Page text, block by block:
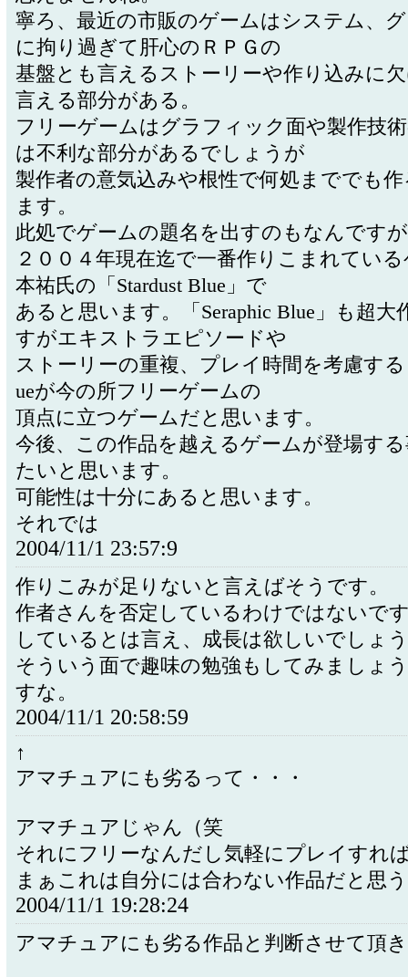
寧ろ、最近の市販のゲームはシステム、
に拘り過ぎて肝心のＲＰＧの
基盤とも言えるストーリーや作り込みに
言える部分がある。
フリーゲームはグラフィック面や製作技
は不利な部分があるでしょうが
製作者の意気込みや根性で何処まででも
ます。
此処でゲームの題名を出すのもなんです
２００４年現在迄で一番作りこまれてい
本祐氏の「Stardust Blue」で
あると思います。「Seraphic Blue」も超大
すがエキストラエピソードや
ストーリーの重複、プレイ時間を考慮する
ueが今の所フリーゲームの
頂点に立つゲームだと思います。
今後、この作品を越えるゲームが登場す
たいと思います。
可能性は十分にあると思います。
それでは
2004/11/1 23:57:9
作りこみが足りないと言えばそうです。
作者さんを否定しているわけではないで
しているとは言え、成長は欲しいでしょ
そういう面で趣味の勉強もしてみましょ
すな。
2004/11/1 20:58:59
↑
アマチュアにも劣るって・・・
アマチュアじゃん（笑
それにフリーなんだし気軽にプレイすれ
まぁこれは自分には合わない作品だと思
2004/11/1 19:28:24
アマチュアにも劣る作品と判断させて頂